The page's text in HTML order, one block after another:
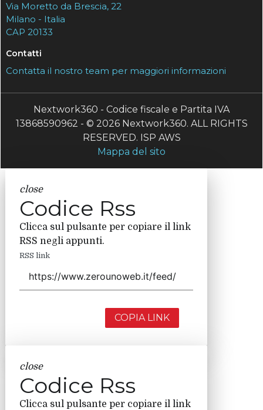
Via Moretto da Brescia, 22
Milano - Italia
CAP 20133
Contatti
Contatta il nostro team per maggiori informazioni
Nextwork360 - Codice fiscale e Partita IVA
13868590962 - © 2026 Nextwork360. ALL RIGHTS
RESERVED. ISP AWS
Mappa del sito
close
Codice Rss
Clicca sul pulsante per copiare il link
RSS negli appunti.
RSS link
COPIA LINK
close
Codice Rss
Clicca sul pulsante per copiare il link